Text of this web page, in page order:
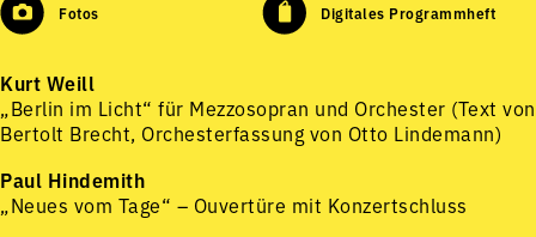
Fotos Digitales Programmheft
Kurt Weill
„Berlin im Licht“ für Mezzosopran und Orchester (Text von
Bertolt Brecht, Orchesterfassung von Otto Lindemann)
Paul Hindemith
„Neues vom Tage“ – Ouvertüre mit Konzertschluss